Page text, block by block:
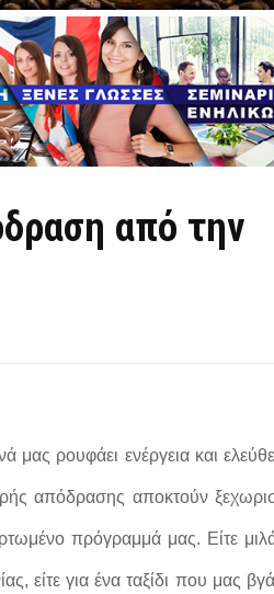
από την
μας ρουφάει ενέργεια και
απόδρασης αποκτούν
πρόγραμμά μας. Είτε
είτε για ένα ταξίδι που μας